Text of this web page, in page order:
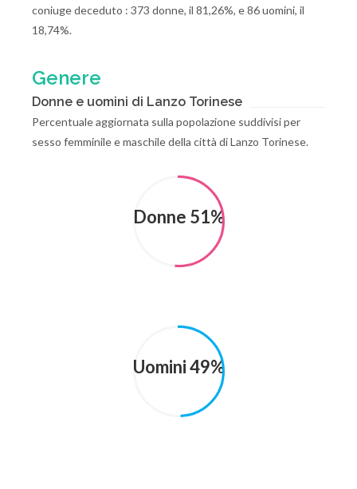
coniuge deceduto : 373 donne, il 81,26%, e 86 uomini, il
18,74%.
Genere
Donne e uomini di Lanzo Torinese
Percentuale aggiornata sulla popolazione suddivisi per
sesso femminile e maschile della città di Lanzo Torinese.
Donne 51%
Uomini 49%